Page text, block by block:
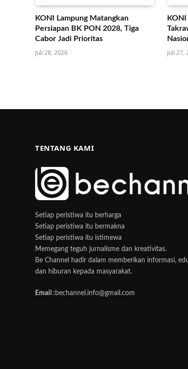
KONI Lampung Matangkan
Persiapan BK PON 2028, Tiga
Cabor Jadi Prioritas
Juli 28, 2026 Juli 27,
TENTANG KAMI
Setiap peristiwa itu berharga
Setiap peristiwa itu bermakna
Setiap peristiwa itu istimewa
Memegang teguh jurnalisme dan kreativitas.
Be Channel hadir dalam memberikan informasi,
dan hiburan kepada masyarakat.
Email : bechannel.info@gmail.com